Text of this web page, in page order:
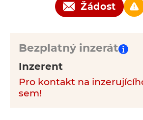
Žádost
Bezplatný inzerát
Inzerent
Pro kontakt na
sem!